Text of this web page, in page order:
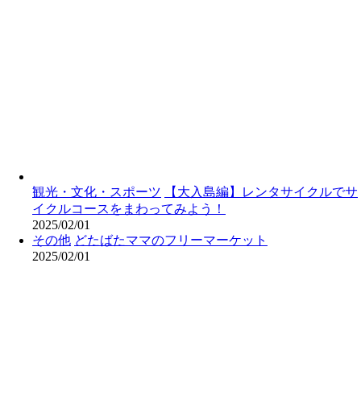
観光・文化・スポーツ
【大入島編】レンタサイクルでサ
イクルコースをまわってみよう！
2025/02/01
その他 どたばたママのフリーマーケット
2025/02/01